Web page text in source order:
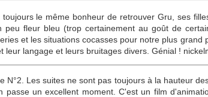
le même bonheur de retrouver Gru, ses
peu fleur bleu (trop certainement au goût de
et les situations cocasses pour notre plus
leur langage et leurs bruitages divers. Génial !
N°2. Les suites ne sont pas toujours à la hauteur
passe un excellent moment. C'est un film